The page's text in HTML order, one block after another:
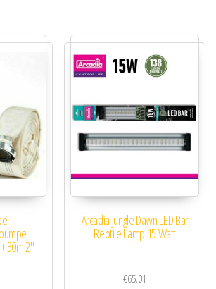
30m 2″
Arcadia Jungle Dawn LED Bar
Reptile Lamp 15 Watt
€65.01